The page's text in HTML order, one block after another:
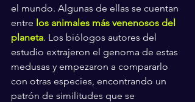
el mundo. Algunas de ellas se cuentan
entre los animales más venenosos del
planeta. Los biólogos autores del
estudio extrajeron el genoma de estas
medusas y empezaron a compararlo
con otras especies, encontrando un
patrón de similitudes que se